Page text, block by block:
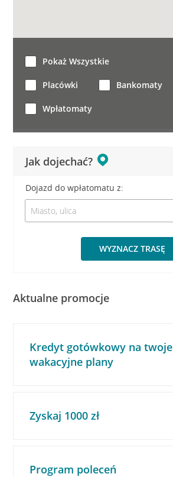
Jak dojechać?
Dojazd do wpłatomatu z:
WYZNACZ TRASĘ
Pokaż Wszystkie
Placówki Bankomaty
Wpłatomaty
Aktualne promocje
Kredyt gotówkowy na twoje
wakacyjne plany
Zyskaj 1000 zł
Program poleceń